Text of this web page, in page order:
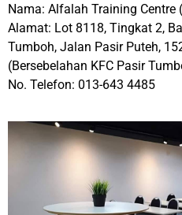
Nama: Alfalah Training Centre
Alamat: Lot 8118, Tingkat 2,
Tumboh, Jalan Pasir Puteh,
(Bersebelahan KFC Pasir
No. Telefon: 013-643 4485